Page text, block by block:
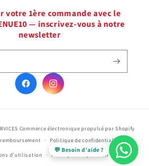
votre 1ère commande avec le
— inscrivez-vous à notre
newsletter
FacebookInstagram
paiement
Commerce électronique propulsé par Shopify
Politique de confidentialité
d’utilisation Politique d’expédition
💬 Besoin d'aide ?
Cantu Avocat